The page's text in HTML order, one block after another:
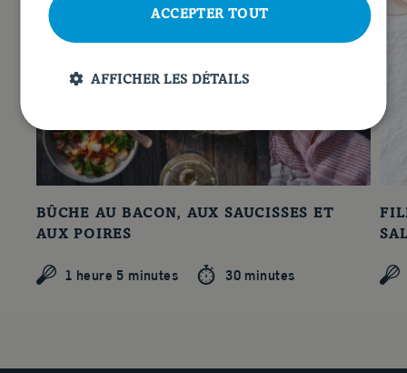
BÛCHE AU BACON, AUX SAUCISSES ET
AUX POIRES
1 heure 5 minutes 30 minutes
ACCEPTER TOUT
AFFICHER LES DÉTAILS